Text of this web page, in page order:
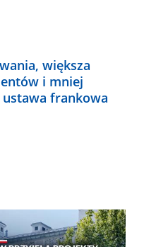
większa
i mniej
ustawa frankowa